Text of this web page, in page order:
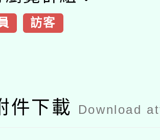
訪客
件下載 Download